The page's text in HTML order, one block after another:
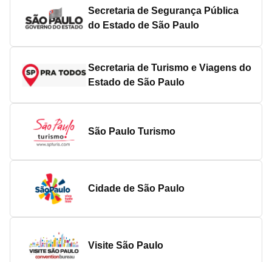
Secretaria de Segurança Pública
do Estado de São Paulo
Secretaria de Turismo e Viagens do
Estado de São Paulo
São Paulo Turismo
Cidade de São Paulo
Visite São Paulo